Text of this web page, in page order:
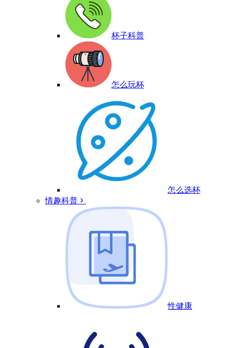
杯子科普
怎么玩杯
怎么选杯
情趣科普
性健康